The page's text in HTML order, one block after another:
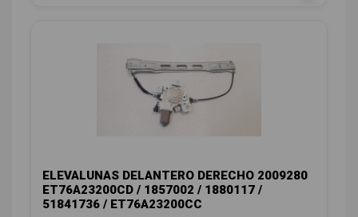
ELEVALUNAS DELANTERO DERECHO 2009280
ET76A23200CD / 1857002 / 1880117 /
51841736 / ET76A23200CC